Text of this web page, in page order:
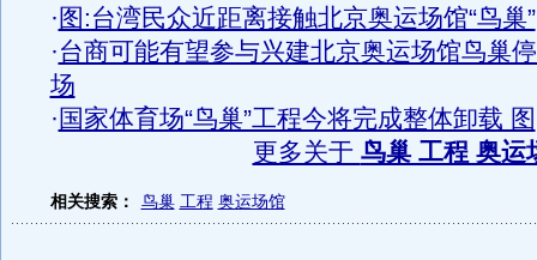
· 图:台湾民众近距离接触北京奥运场馆“鸟巢”
·台商可能有望参与兴建北京奥运场馆鸟巢
场
· 国家体育场“鸟巢”工程今将完成整体卸载 图
更多关于 鸟巢 工程 奥运
相关搜索： 鸟巢 工程 奥运场馆